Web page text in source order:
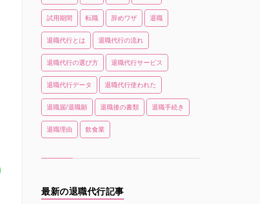
試用期間 転職 辞めワザ 退職
退職代行とは 退職代行の流れ
退職代行の選び方 退職代行サービス
退職代行データ 退職代行使われた
退職届/退職願 退職後の書類 退職手続き
退職理由 飲食業
最新の退職代行記事